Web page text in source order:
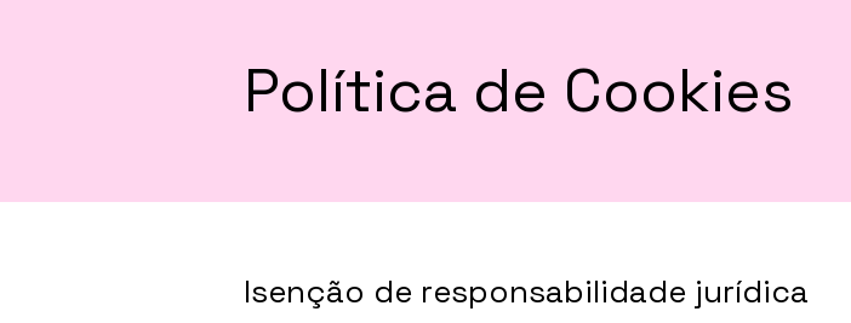
Política de Cookies
Isenção de responsabilidade jurídica